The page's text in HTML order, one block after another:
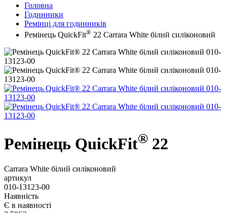
Головна
Годинники
Ремінці для годинників
Ремінець QuickFit® 22 Carrara White білий силіконовий
Ремінець QuickFit® 22
Carrara White білий силіконовий
артикул
010-13123-00
Наявність
Є в наявності